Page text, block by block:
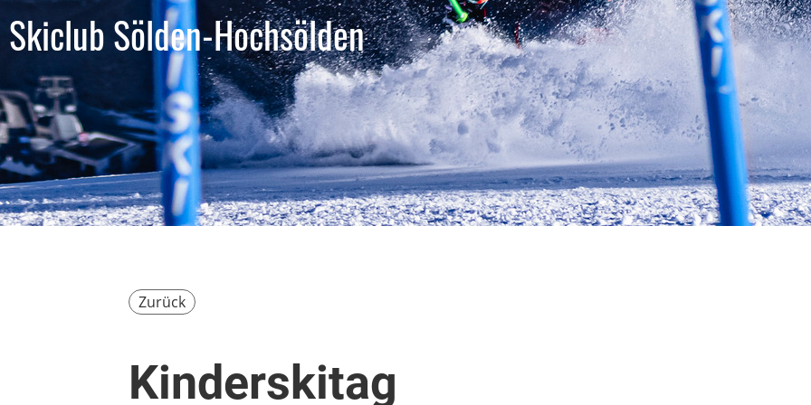
Skiclub Sölden-Hochsölden
Zurück
Kinderskitag